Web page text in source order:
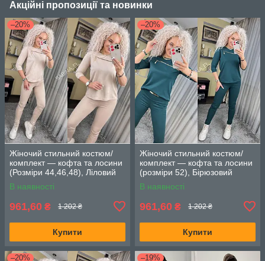
Акційні пропозиції та новинки
–20%
Жіночий стильний костюм/
комплект — кофта та лосини
(Розміри 44,46,48), Ліловий
В наявності
961,60 ₴ 1 202 ₴
Купити
–20%
Жіночий стильний костюм/
комплект — кофта та лосини
(розміри 52), Бірюзовий
В наявності
961,60 ₴ 1 202 ₴
Купити
–20% –19%